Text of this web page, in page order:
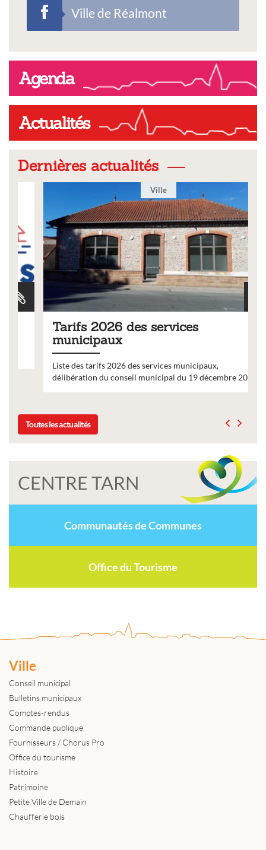
Ville de Réalmont
Agenda
Actualités
Dernières actualités
Tarifs 2026 des services
municipaux
Liste des tarifs 2026 des services municipaux,
délibération du conseil municipal du 19 décembre 2025
Toutes les actualités
CENTRE TARN
Communautés de Communes
Office du Tourisme
Ville
Conseil municipal
Bulletins municipaux
Comptes-rendus
Commande publique
Fournisseurs / Chorus Pro
Office du tourisme
Histoire
Patrimoine
Petite Ville de Demain
Chaufferie bois